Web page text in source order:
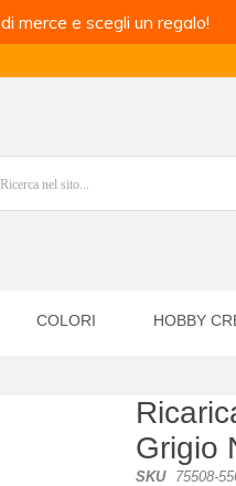
di merce e scegli un regalo!
COLORI HOBBY
Grigio
SKU 75508-